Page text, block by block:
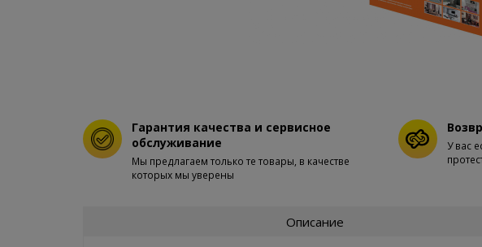
Гарантия качества и сервисное
обслуживание
Мы предлагаем только те товары, в качестве
которых мы уверены
У вас
Описание